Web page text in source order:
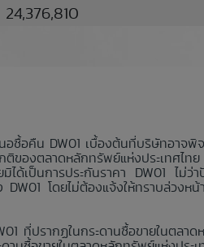
24,376,810
อซื้อคืน DW01 เบื้องต้นที่บริษัทอา
ของตลาดหลักทรัพย์แห่งประเทศไท
ด้เป็นการประกันราคา DW01 ไม่
โดยไม่ต้องแจ้งให้ทราบล่วง
ที่ปรากฏในกระดานซื้อขายในตล